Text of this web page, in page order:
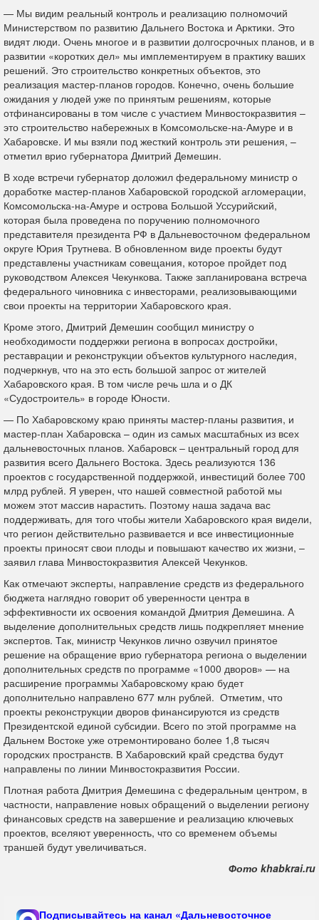
— Мы видим реальный контроль и реализацию полномочий
Министерством по развитию Дальнего Востока и Арктики. Это
видят люди. Очень многое и в развитии долгосрочных планов, и в
развитии «коротких дел» мы имплементируем в практику ваших
решений. Это строительство конкретных объектов, это
реализация мастер-планов городов. Конечно, очень большие
ожидания у людей уже по принятым решениям, которые
отфинансированы в том числе с участием Минвостокразвития –
это строительство набережных в Комсомольске-на-Амуре и в
Хабаровске. И мы взяли под жесткий контроль эти решения, –
отметил врио губернатора Дмитрий Демешин.
В ходе встречи губернатор доложил федеральному министр о
доработке мастер-планов Хабаровской городской агломерации,
Комсомольска-на-Амуре и острова Большой Уссурийский,
которая была проведена по поручению полномочного
представителя президента РФ в Дальневосточном федеральном
округе Юрия Трутнева. В обновленном виде проекты будут
представлены участникам совещания, которое пройдет под
руководством Алексея Чекункова. Также запланирована встреча
федерального чиновника с инвесторами, реализовывающими
свои проекты на территории Хабаровского края.
Кроме этого, Дмитрий Демешин сообщил министру о
необходимости поддержки региона в вопросах достройки,
реставрации и реконструкции объектов культурного наследия,
подчеркнув, что на это есть большой запрос от жителей
Хабаровского края. В том числе речь шла и о ДК
«Судостроитель» в городе Юности.
— По Хабаровскому краю приняты мастер-планы развития, и
мастер-план Хабаровска – один из самых масштабных из всех
дальневосточных планов. Хабаровск – центральный город для
развития всего Дальнего Востока. Здесь реализуются 136
проектов с государственной поддержкой, инвестиций более 700
млрд рублей. Я уверен, что нашей совместной работой мы
можем этот массив нарастить. Поэтому наша задача вас
поддерживать, для того чтобы жители Хабаровского края видели,
что регион действительно развивается и все инвестиционные
проекты приносят свои плоды и повышают качество их жизни, –
заявил глава Минвостокразвития Алексей Чекунков.
Как отмечают эксперты, направление средств из федерального
бюджета наглядно говорит об уверенности центра в
эффективности их освоения командой Дмитрия Демешина. А
выделение дополнительных средств лишь подкрепляет мнение
экспертов. Так, министр Чекунков лично озвучил принятое
решение на обращение врио губернатора региона о выделении
дополнительных средств по программе «1000 дворов» — на
расширение программы Хабаровскому краю будет
дополнительно направлено 677 млн рублей. Отметим, что
проекты реконструкции дворов финансируются из средств
Президентской единой субсидии. Всего по этой программе на
Дальнем Востоке уже отремонтировано более 1,8 тысяч
городских пространств. В Хабаровский край средства будут
направлены по линии Минвостокразвития России.
Плотная работа Дмитрия Демешина с федеральным центром, в
частности, направление новых обращений о выделении региону
финансовых средств на завершение и реализацию ключевых
проектов, вселяют уверенность, что со временем объемы
траншей будут увеличиваться.
Фото khabkrai.ru
Подписывайтесь на канал «Дальневосточное